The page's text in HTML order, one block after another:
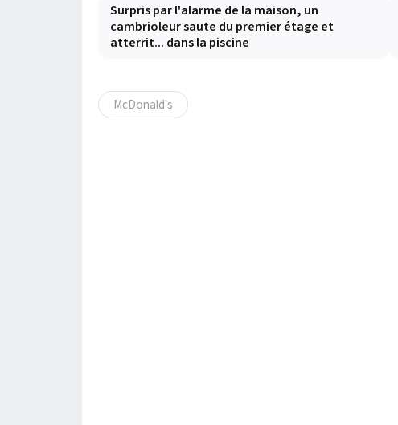
Surpris par l'alarme de la maison, un
cambrioleur saute du premier étage et
atterrit... dans la piscine
McDonald's